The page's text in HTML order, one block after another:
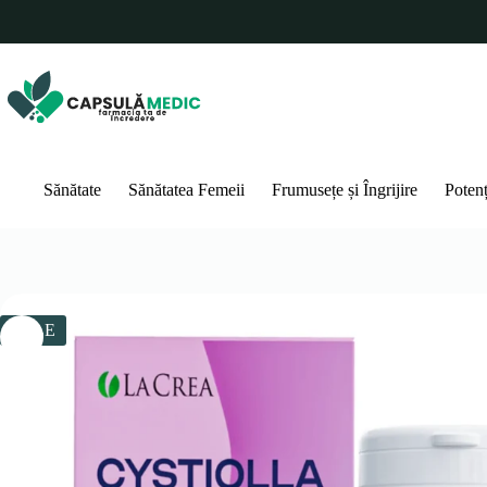
conținut
Sănătate Sănătatea Femeii Frumusețe și Îngrijire
SALE